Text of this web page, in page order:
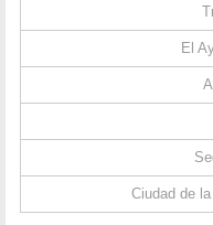
El
Ciudad de